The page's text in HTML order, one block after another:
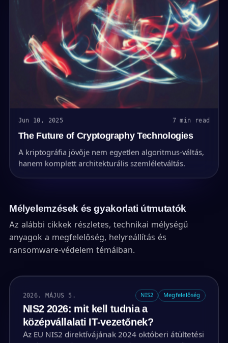
Jun 10, 2025 7 min read
The Future of Cryptography Technologies
A kriptográfia jövője nem egyetlen algoritmus-váltás,
hanem komplett architekturális szemléletváltás.
Mélyelemzések és gyakorlati útmutatók
Az alábbi cikkek részletes, technikai mélységű
anyagok a megfelelőség, helyreállítás és
ransomware-védelem témáiban.
2026. MÁJUS 5. NIS2 Megfelelőség
NIS2 2026: mit kell tudnia a
középvállalati IT-vezetőnek?
Az EU NIS2 direktívájának 2024 októberi átültetési